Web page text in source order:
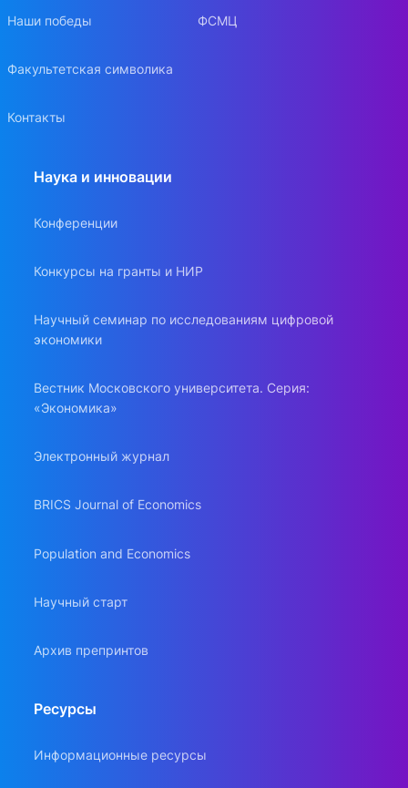
Наши победы
Факультетская символика
Контакты
ФСМЦ
Наука и инновации
Конференции
Конкурсы на гранты и НИР
Научный семинар по исследованиям цифровой
экономики
Вестник Московского университета. Серия:
«Экономика»
Электронный журнал
BRICS Journal of Economics
Population and Economics
Научный старт
Архив препринтов
Ресурсы
Информационные ресурсы